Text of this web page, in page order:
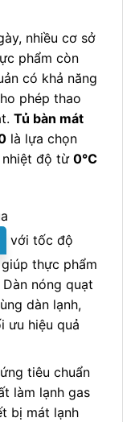
nhiều cơ sở
phẩm còn
có khả năng
phép thao
Tủ bàn mát
là lựa chọn
nhiệt độ từ 0℃
với tốc độ
thực phẩm
nóng quạt
dàn lạnh,
ưu hiệu quả
tiêu chuẩn
làm lạnh gas
bị mát lạnh